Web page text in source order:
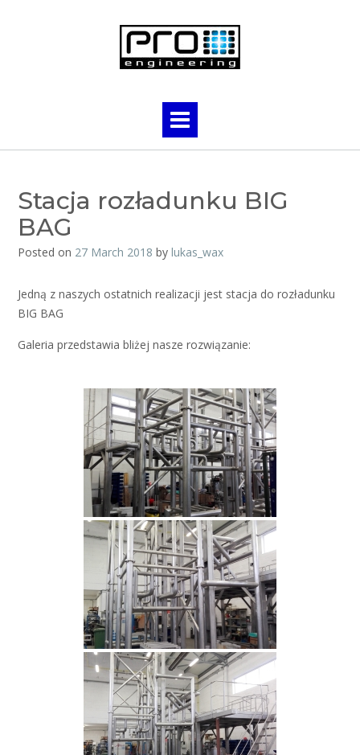
Stacja rozładunku BIG
BAG
Posted on 27 March 2018 by lukas_wax
Jedną z naszych ostatnich realizacji jest stacja do rozładunku
BIG BAG
Galeria przedstawia bliżej nasze rozwiązanie: